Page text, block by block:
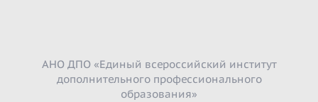
АНО ДПО «Единый всероссийский институт
дополнительного профессионального
образования»